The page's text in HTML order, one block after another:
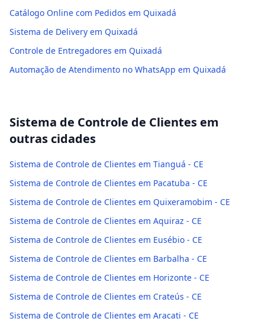
Catálogo Online com Pedidos em Quixadá
Sistema de Delivery em Quixadá
Controle de Entregadores em Quixadá
Automação de Atendimento no WhatsApp em Quixadá
Sistema de Controle de Clientes em
outras cidades
Sistema de Controle de Clientes em Tianguá - CE
Sistema de Controle de Clientes em Pacatuba - CE
Sistema de Controle de Clientes em Quixeramobim - CE
Sistema de Controle de Clientes em Aquiraz - CE
Sistema de Controle de Clientes em Eusébio - CE
Sistema de Controle de Clientes em Barbalha - CE
Sistema de Controle de Clientes em Horizonte - CE
Sistema de Controle de Clientes em Crateús - CE
Sistema de Controle de Clientes em Aracati - CE